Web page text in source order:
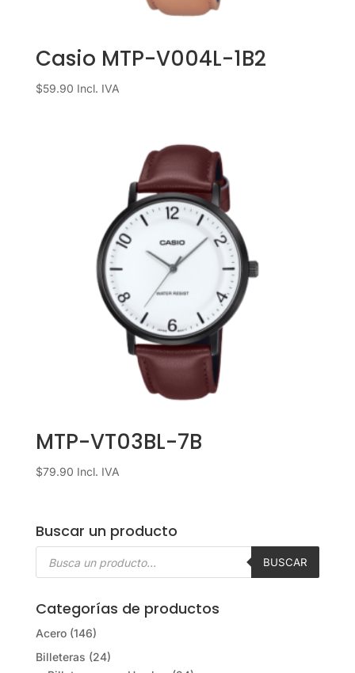
Casio MTP-V004L-1B2
$59.90 Incl. IVA
MTP-VT03BL-7B
$79.90 Incl. IVA
Buscar un producto
Búsqueda
BUSCAR
Categorías de productos
Acero (146)
Billeteras (24)